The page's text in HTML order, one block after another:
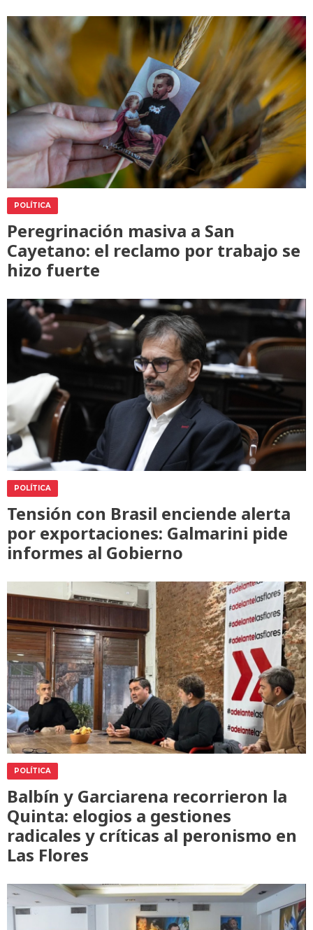
POLÍTICA
Peregrinación masiva a San
Cayetano: el reclamo por trabajo se
hizo fuerte
POLÍTICA
Tensión con Brasil enciende alerta
por exportaciones: Galmarini pide
informes al Gobierno
POLÍTICA
Balbín y Garciarena recorrieron la
Quinta: elogios a gestiones
radicales y críticas al peronismo en
Las Flores